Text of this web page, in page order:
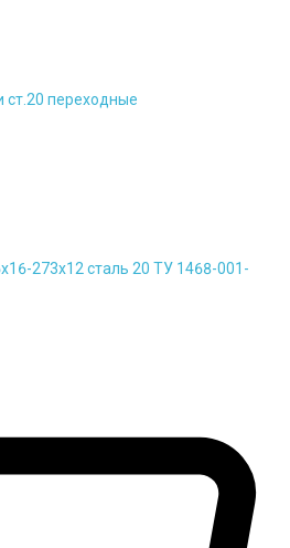
ст.20 переходные
273х12 сталь 20 ТУ 1468-001-